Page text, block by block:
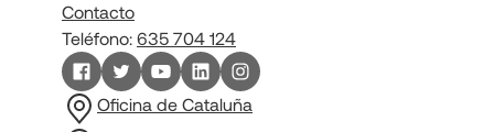
Contacto
Teléfono: 635 704 124
Oficina de Cataluña